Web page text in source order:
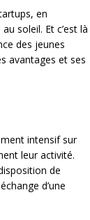
en
soleil. Et c’est là
des jeunes
avantages et ses
intensif sur
leur activité.
de
d’une